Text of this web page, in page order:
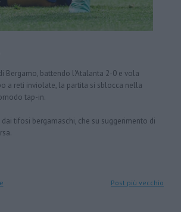
Bergamo, battendo l'Atalanta 2-0 e vola
a reti inviolate, la partita si sblocca nella
tap-in.
tifosi bergamaschi, che su suggerimento di
Post più vecchio